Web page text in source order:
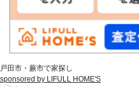
戸田市・蕨市で家探し
sponsored by LIFULL HOME'S